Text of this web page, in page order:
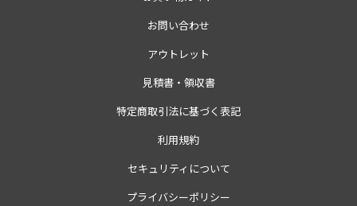
お問い合わせ
アウトレット
見積書・領収書
特定商取引法に基づく表記
利用規約
セキュリティについて
プライバシーポリシー